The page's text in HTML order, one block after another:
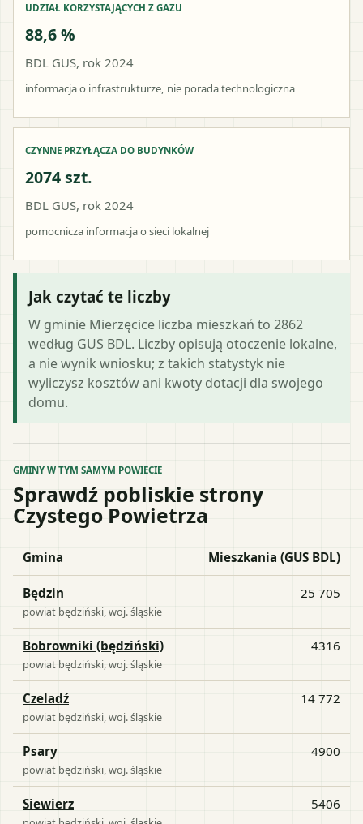
UDZIAŁ KORZYSTAJĄCYCH Z GAZU
88,6 %
BDL GUS, rok 2024
informacja o infrastrukturze, nie porada technologiczna
CZYNNE PRZYŁĄCZA DO BUDYNKÓW
2074 szt.
BDL GUS, rok 2024
pomocnicza informacja o sieci lokalnej
Jak czytać te liczby
W gminie Mierzęcice liczba mieszkań to 2862
według GUS BDL. Liczby opisują otoczenie lokalne,
a nie wynik wniosku; z takich statystyk nie
wyliczysz kosztów ani kwoty dotacji dla swojego
domu.
GMINY W TYM SAMYM POWIECIE
Sprawdź pobliskie strony
Czystego Powietrza
Gmina Mieszkania (GUS BDL)
Będzin
powiat będziński , woj.śląskie
25 705
Bobrowniki (będziński)
powiat będziński , woj.śląskie
4316
Czeladź
powiat będziński , woj.śląskie
14 772
Psary
powiat będziński , woj.śląskie
4900
Siewierz 5406